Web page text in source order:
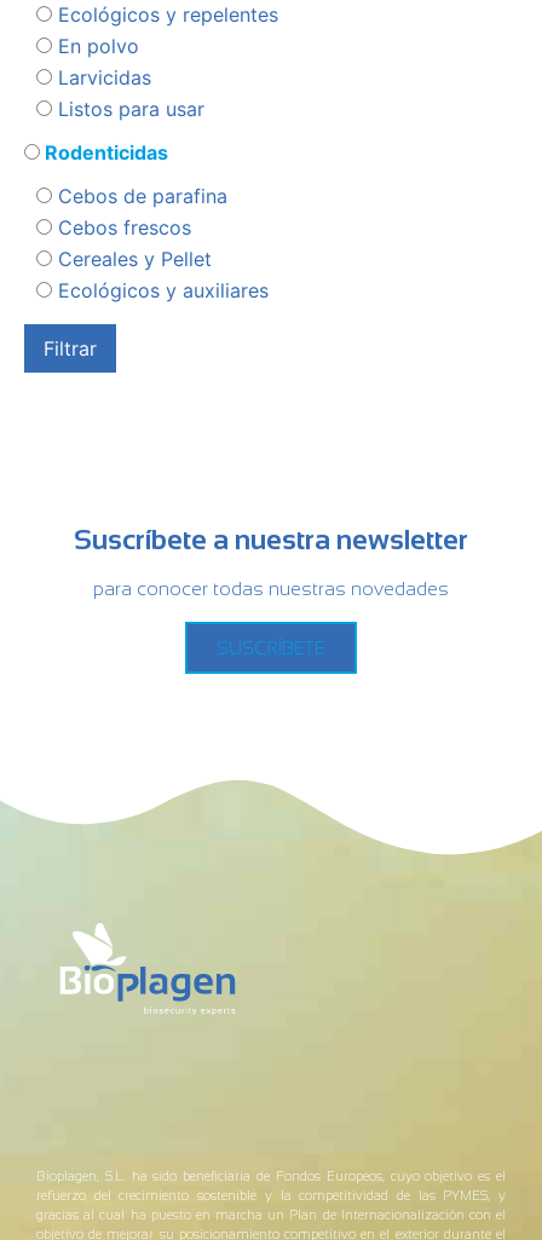
Ecológicos y repelentes
En polvo
Larvicidas
Listos para usar
Rodenticidas
Cebos de parafina
Cebos frescos
Cereales y Pellet
Ecológicos y auxiliares
Suscríbete a nuestra newsletter
para conocer todas nuestras novedades
SUSCRÍBETE
Bioplagen, S.L. ha sido beneficiaria de Fondos Europeos, cuyo objetivo es el
refuerzo del crecimiento sostenible y la competitividad de las PYMES, y
gracias al cual ha puesto en marcha un Plan de Internacionalización con el
objetivo de mejorar su posicionamiento competitivo en el exterior durante el